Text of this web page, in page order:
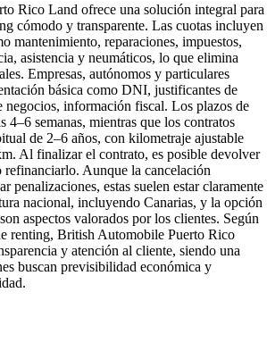
Rico Land ofrece una solución integral para
cómodo y transparente. Las cuotas incluyen
mantenimiento, reparaciones, impuestos,
asistencia y neumáticos, lo que elimina
Empresas, autónomos y particulares
básica como DNI, justificantes de
negocios, información fiscal. Los plazos de
4–6 semanas, mientras que los contratos
de 2–6 años, con kilometraje ajustable
Al finalizar el contrato, es posible devolver
Aunque la cancelación
penalizaciones, estas suelen estar claramente
nacional, incluyendo Canarias, y la opción
aspectos valorados por los clientes. Según
renting, British Automobile Puerto Rico
y atención al cliente, siendo una
buscan previsibilidad económica y